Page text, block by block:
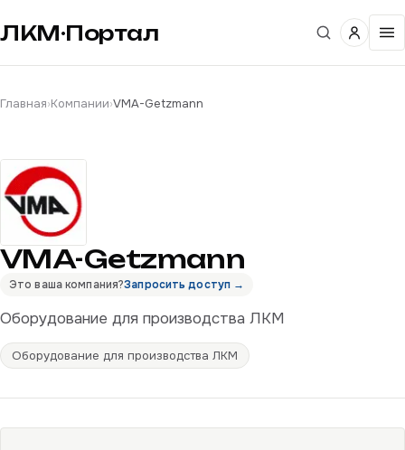
ЛКМ·Портал
Главная›Компании›VMA-Getzmann
VMA-Getzmann
Это ваша компания?Запросить доступ →
Оборудование для производства ЛКМ
Оборудование для производства ЛКМ